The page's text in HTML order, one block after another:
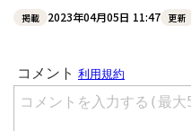
掲載 2023年04月05日 11:47 更新